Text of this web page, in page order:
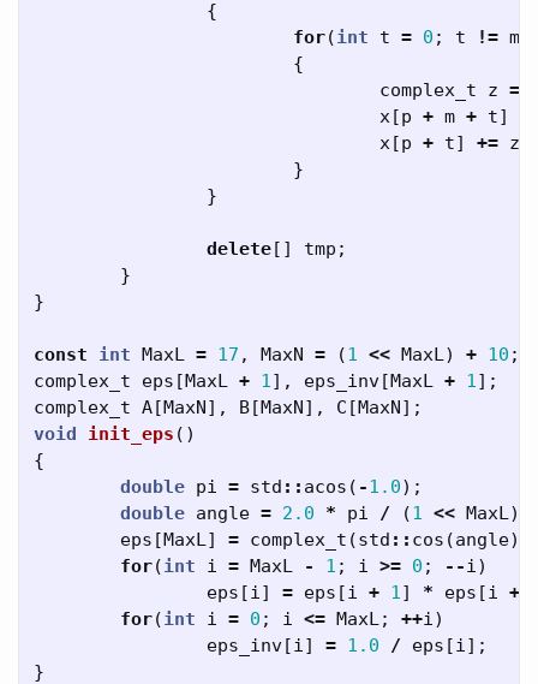
{
for(int t = 0 ; t != m
{
complex_t
z =
x [p + m + t]
x [p + t] += z
}
}
delete[] tmp ;
}
}
const int MaxL = 17 , MaxN = (1 << MaxL ) + 10 ;
complex_t
eps [MaxL + 1 ], eps_inv[MaxL + 1 ];
complex_t A[MaxN], B[MaxN], C [MaxN];
void
init_eps ()
{
double pi = std :: acos ( -1.0);
double angle = 2.0 * pi / (1 << MaxL );
eps [MaxL ] = complex_t (std :: cos (angle),
for(int i = MaxL - 1 ; i >= 0 ; --i )
eps [i ] = eps [i + 1 ] * eps [i +
for(int i = 0 ; i <= MaxL ; ++i )
eps_inv[i ] = 1.0 / eps [i ];
}